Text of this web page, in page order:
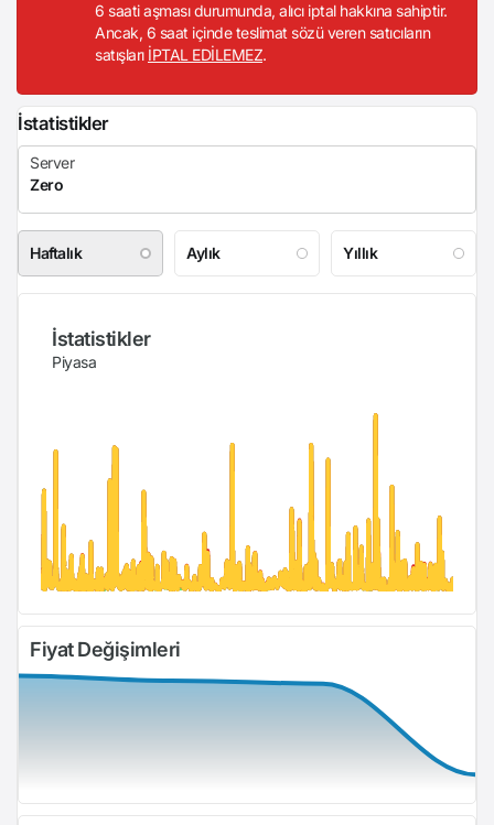
6 saati aşması durumunda, alıcı iptal hakkına sahiptir.
Ancak, 6 saat içinde teslimat sözü veren satıcıların
satışları İPTAL EDİLEMEZ.
İstatistikler
Haftalık Aylık Yıllık
İstatistikler
Piyasa
Fiyat Değişimleri